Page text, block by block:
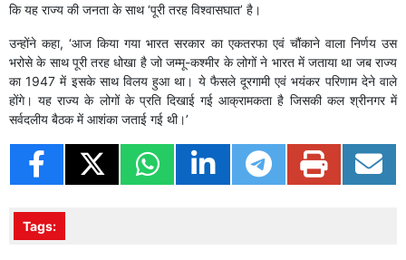
कि यह राज्य की जनता के साथ ‘पूरी तरह विश्वासघात’ है।
उन्होंने कहा, ‘आज किया गया भारत सरकार का एकतरफा एवं चौंकाने वाला निर्णय उस
भरोसे के साथ पूरी तरह धोखा है जो जम्मू-कश्मीर के लोगों ने भारत में जताया था जब राज्य
का 1947 में इसके साथ विलय हुआ था। ये फैसले दूरगामी एवं भयंकर परिणाम देने वाले
होंगे। यह राज्य के लोगों के प्रति दिखाई गई आक्रामकता है जिसकी कल श्रीनगर में
सर्वदलीय बैठक में आशंका जताई गई थी।’
Tags: